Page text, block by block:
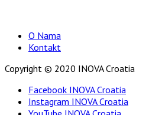
O Nama
Kontakt
Copyright © 2020 INOVA Croatia
Facebook INOVA Croatia
Instagram INOVA Croatia